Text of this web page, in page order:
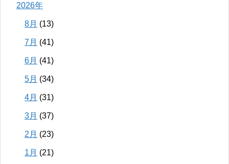
2026年
8月 (13)
7月 (41)
6月 (41)
5月 (34)
4月 (31)
3月 (37)
2月 (23)
1月 (21)